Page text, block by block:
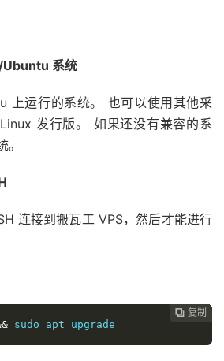
Ubuntu 系统
上运行的系统。 也可以使用其他采
发行版。 如果还没有兼容的系
连接到搬瓦工 VPS，然后才能进行
 复制
 复制
 复制
 复制
 复制
 复制
 复制
 复制
 复制
 复制
 复制
 复制
 复制
 复制
 复制
 复制
 复制
 复制
 复制
 复制
 复制
 复制
 复制
 复制
 复制
sudo apt upgrade